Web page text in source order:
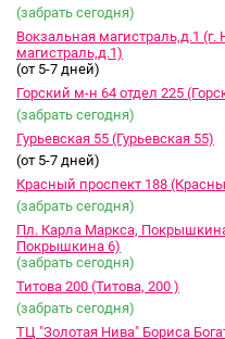
(забрать сегодня)
Вокзальная магистраль,д.1
магистраль,д.1)
(от 5-7 дней)
Горский м-н 64 отдел 225
(забрать сегодня)
Гурьевская 55 (Гурьевская 55)
(от 5-7 дней)
Красный проспект 188
(забрать сегодня)
Пл. Карла Маркса,
Покрышкина 6)
(забрать сегодня)
Титова 200 (Титова, 200 )
(забрать сегодня)
ТЦ "Золотая Нива" Бориса